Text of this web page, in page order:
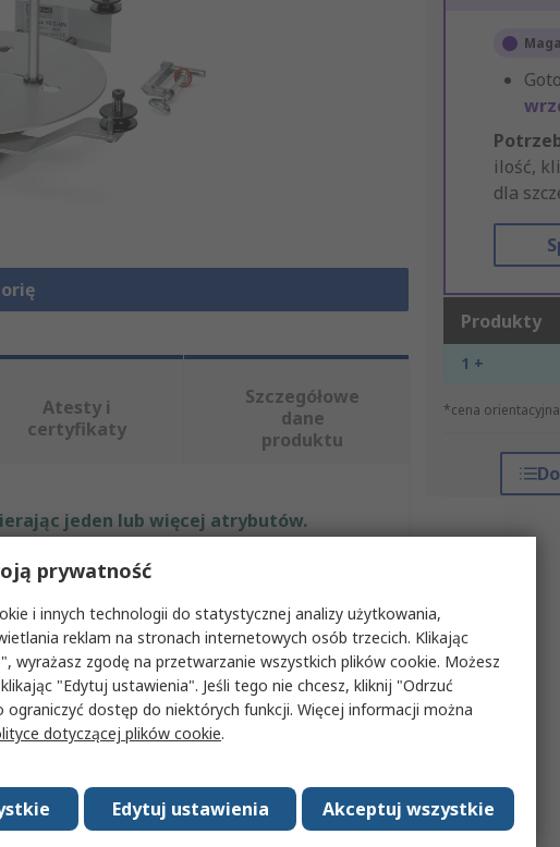
ilość,
dla
Produkty
1 +
*cena orientacyjna
Atesty i
certyfikaty
Szczegółowe
dane
produktu
jeden lub więcej atrybutów.
Wartość
Phoenix Contact
Akcesorium do narzędzi wielofunkcyjnych
CUTFOX 10
EAC
prywatność
i innych technologii do statystycznej analizy użytkowania,
reklam na stronach internetowych osób trzecich. Klikając
wyrażasz zgodę na przetwarzanie wszystkich plików cookie. Możesz
"Edytuj ustawienia". Jeśli tego nie chcesz, kliknij "Odrzuć
dostęp do niektórych funkcji. Więcej informacji można
dotyczącej plików cookie.
Akceptuj wszystkie
Edytuj ustawienia